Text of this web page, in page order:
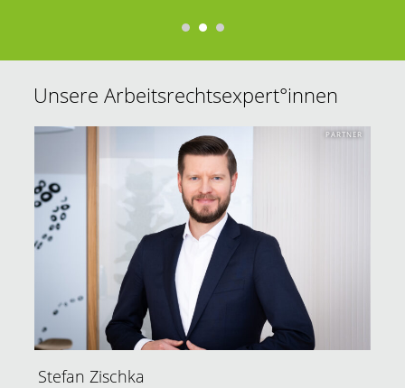
Unsere Arbeitsrechtsexpert°innen
PARTNER
Stefan Zischka